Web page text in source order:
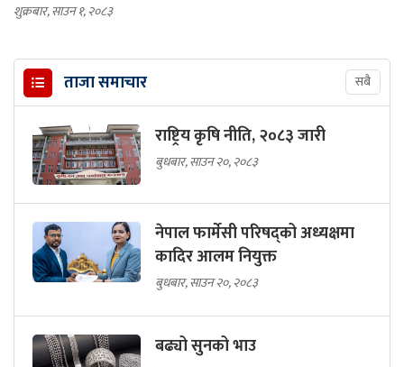
शुक्रबार, साउन १, २०८३
ताजा समाचार सबै
राष्ट्रिय कृषि नीति, २०८३ जारी
बुधबार, साउन २०, २०८३
नेपाल फार्मेसी परिषद्को अध्यक्षमा
कादिर आलम नियुक्त
बुधबार, साउन २०, २०८३
बढ्यो सुनको भाउ